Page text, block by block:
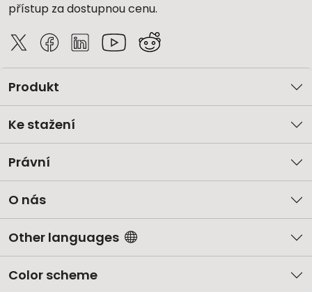
přístup za dostupnou cenu.
Produkt
Ke stažení
Právní
O nás
Other languages
Color scheme